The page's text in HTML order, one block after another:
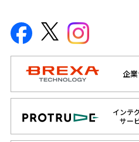
企
インテ
サー